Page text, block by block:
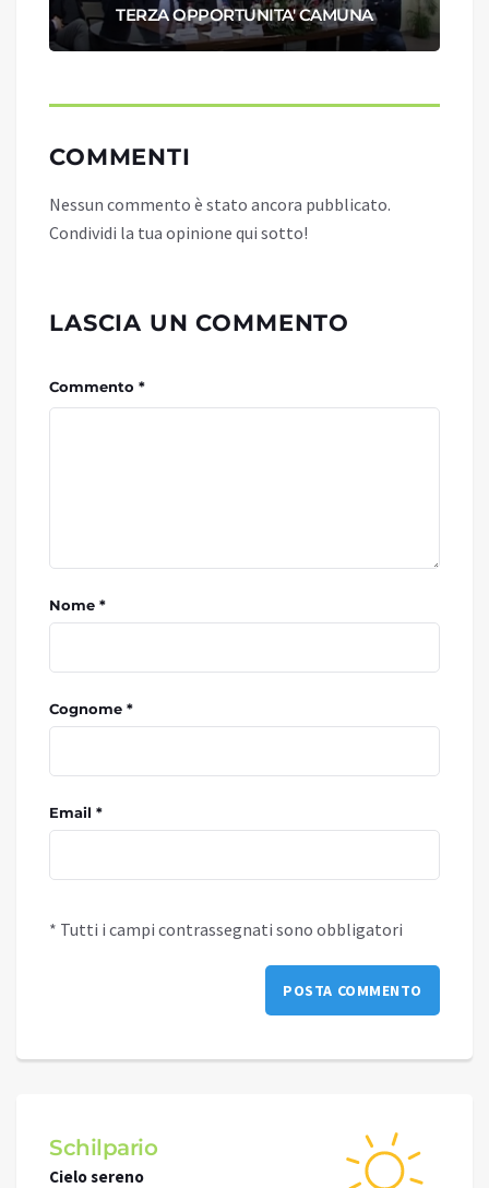
TERZA OPPORTUNITA' CAMUNA
COMMENTI
Nessun commento è stato ancora pubblicato.
Condividi la tua opinione qui sotto!
LASCIA UN COMMENTO
Commento *
Nome *
Cognome *
Email *
* Tutti i campi contrassegnati sono obbligatori
Schilpario
Cielo sereno